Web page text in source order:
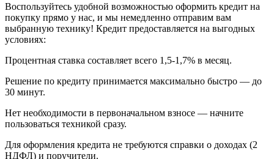
Воспользуйтесь удобной возможностью оформить кредит на
покупку прямо у нас, и мы немедленно отправим вам
выбранную технику! Кредит предоставляется на выгодных
условиях:
Процентная ставка составляет всего 1,5-1,7% в месяц.
Решение по кредиту принимается максимально быстро — до
30 минут.
Нет необходимости в первоначальном взносе — начните
пользоваться техникой сразу.
Для оформления кредита не требуются справки о доходах (2
НДФЛ) и поручители.